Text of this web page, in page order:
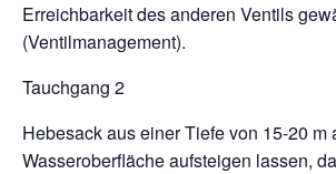
Erreichbarkeit des anderen Ventils
(Ventilmanagement).
Tauchgang 2
Hebesack aus einer Tiefe von 15-20 m
Wasseroberfläche aufsteigen lassen,